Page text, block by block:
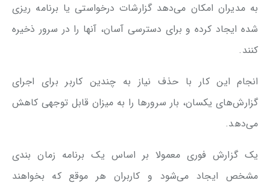
به مدیران امکان می‌دهد گزارشات درخواستی یا برنامه ریزی
شده ایجاد کرده و برای دسترسی آسان، آنها را در سرور ذخیره
کنند.
انجام این کار با حذف نیاز به چندین کاربر برای اجرای
گزارش‌های یکسان، بار سرورها را به میزان قابل توجهی کاهش
می‌دهد.
یک گزارش فوری معمولا بر اساس یک برنامه زمان بندی
مشخص ایجاد می‌شود و کاربران هر موقع که بخواهند